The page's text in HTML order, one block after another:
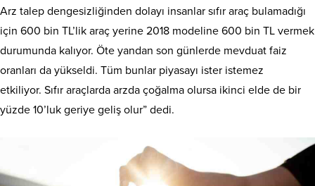
Arz talep dengesizliğinden dolayı insanlar sıfır araç bulamadığı
için 600 bin TL’lik araç yerine 2018 modeline 600 bin TL vermek
durumunda kalıyor. Öte yandan son günlerde mevduat faiz
oranları da yükseldi. Tüm bunlar piyasayı ister istemez
etkiliyor. Sıfır araçlarda arzda çoğalma olursa ikinci elde de bir
yüzde 10’luk geriye geliş olur” dedi.